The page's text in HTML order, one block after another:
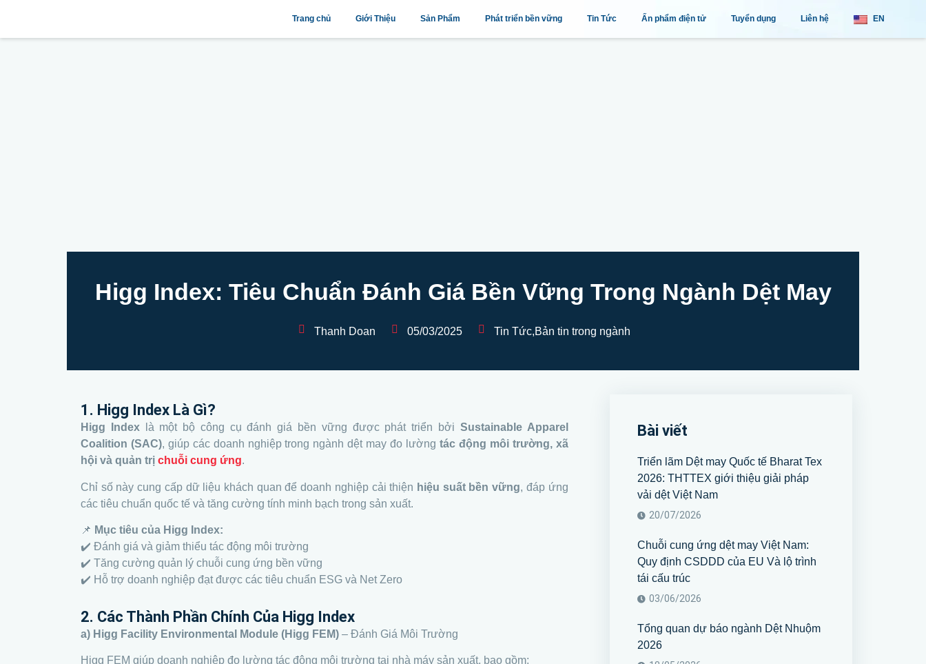
Trang chủ Giới Thiệu Sản Phẩm Phát triển bền vững Tin Tức Ấn phẩm điện tử Tuyển dụng Liên hệ EN
Higg Index: Tiêu Chuẩn Đánh Giá Bền Vững Trong Ngành Dệt May
Thanh Doan 05/03/2025 Tin Tức,Bản tin trong ngành
1. Higg Index Là Gì?
Higg Indexlà một bộ công cụ đánh giá bền vững được phát triển bởi Sustainable Apparel
Coalition (SAC), giúp các doanh nghiệp trong ngành dệt may đo lường tác động môi trường, xã
hội và quản trị chuỗi cung ứng.
Chỉ số này cung cấp dữ liệu khách quan để doanh nghiệp cải thiện hiệu suất bền vững, đáp ứng
các tiêu chuẩn quốc tế và tăng cường tính minh bạch trong sản xuất.
📌 Mục tiêu của Higg Index:
✔️ Đánh giá và giảm thiểu tác động môi trường
✔️ Tăng cường quản lý chuỗi cung ứng bền vững
✔️ Hỗ trợ doanh nghiệp đạt được các tiêu chuẩn ESG và Net Zero
2. Các Thành Phần Chính Của Higg Index
a) Higg Facility Environmental Module (Higg FEM) – Đánh Giá Môi Trường
Higg FEM giúp doanh nghiệp đo lường tác động môi trường tại nhà máy sản xuất, bao gồm:
Bài viết
Triển lãm Dệt may Quốc tế Bharat Tex
2026: THTTEX giới thiệu giải pháp
vải dệt Việt Nam
20/07/2026
Chuỗi cung ứng dệt may Việt Nam:
Quy định CSDDD của EU Và lộ trình
tái cấu trúc
03/06/2026
Tổng quan dự báo ngành Dệt Nhuộm
2026